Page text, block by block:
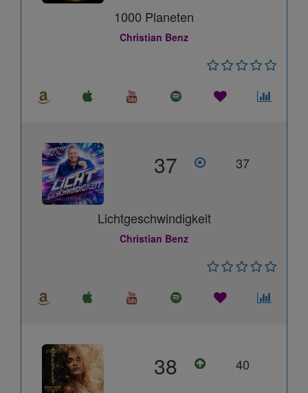
1000 Planeten
Christian Benz
37 37
Lichtgeschwindigkeit
Christian Benz
38 40